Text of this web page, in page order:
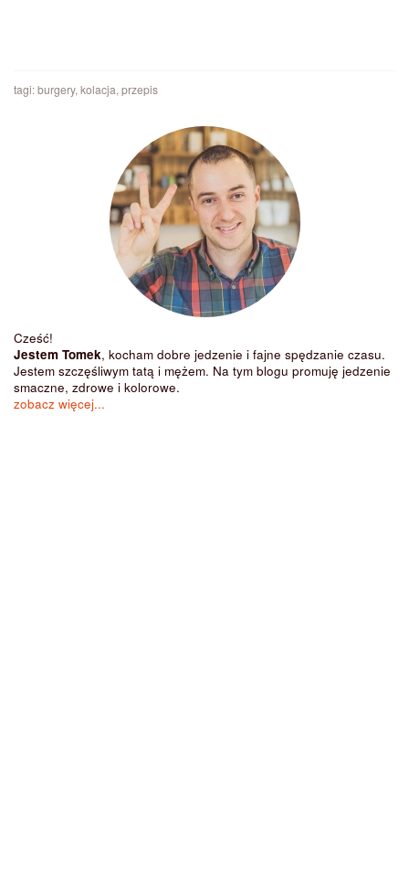
tagi:burgery,kolacja,przepis
Cześć!
Jestem Tomek, kocham dobre jedzenie i fajne spędzanie czasu.
Jestem szczęśliwym tatą i mężem. Na tym blogu promuję jedzenie
smaczne, zdrowe i kolorowe.
zobacz więcej...